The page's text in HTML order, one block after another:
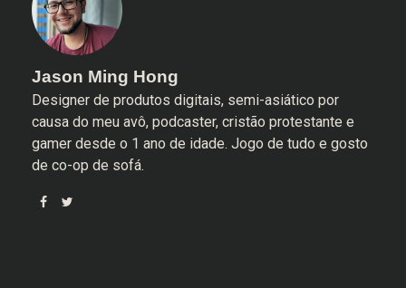
Jason Ming Hong
Designer de produtos digitais, semi-asiático por
causa do meu avô, podcaster, cristão protestante e
gamer desde o 1 ano de idade. Jogo de tudo e gosto
de co-op de sofá.